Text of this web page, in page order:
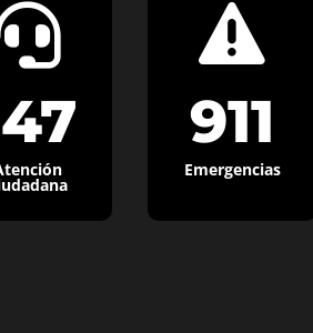

911
Emergencias